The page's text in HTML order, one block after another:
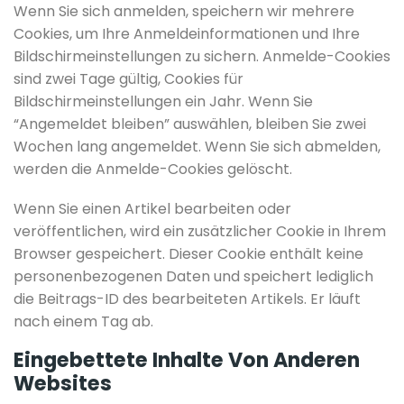
Wenn Sie sich anmelden, speichern wir mehrere
Cookies, um Ihre Anmeldeinformationen und Ihre
Bildschirmeinstellungen zu sichern. Anmelde-Cookies
sind zwei Tage gültig, Cookies für
Bildschirmeinstellungen ein Jahr. Wenn Sie
“Angemeldet bleiben” auswählen, bleiben Sie zwei
Wochen lang angemeldet. Wenn Sie sich abmelden,
werden die Anmelde-Cookies gelöscht.
Wenn Sie einen Artikel bearbeiten oder
veröffentlichen, wird ein zusätzlicher Cookie in Ihrem
Browser gespeichert. Dieser Cookie enthält keine
personenbezogenen Daten und speichert lediglich
die Beitrags-ID des bearbeiteten Artikels. Er läuft
nach einem Tag ab.
Eingebettete Inhalte Von Anderen
Websites